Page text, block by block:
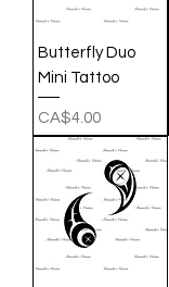
Butterfly Duo
Mini Tattoo
Price
CA$4.00